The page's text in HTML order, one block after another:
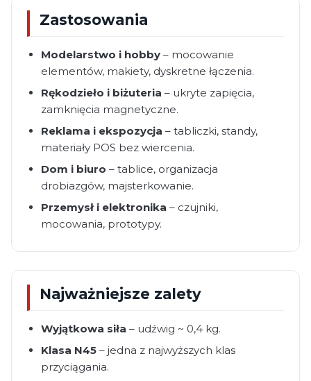
Zastosowania
Modelarstwo i hobby – mocowanie
elementów, makiety, dyskretne łączenia.
Rękodzieło i biżuteria – ukryte zapięcia,
zamknięcia magnetyczne.
Reklama i ekspozycja – tabliczki, standy,
materiały POS bez wiercenia.
Dom i biuro – tablice, organizacja
drobiazgów, majsterkowanie.
Przemysł i elektronika – czujniki,
mocowania, prototypy.
Najważniejsze zalety
Wyjątkowa siła – udźwig ~ 0,4 kg.
Klasa N45 – jedna z najwyższych klas
przyciągania.